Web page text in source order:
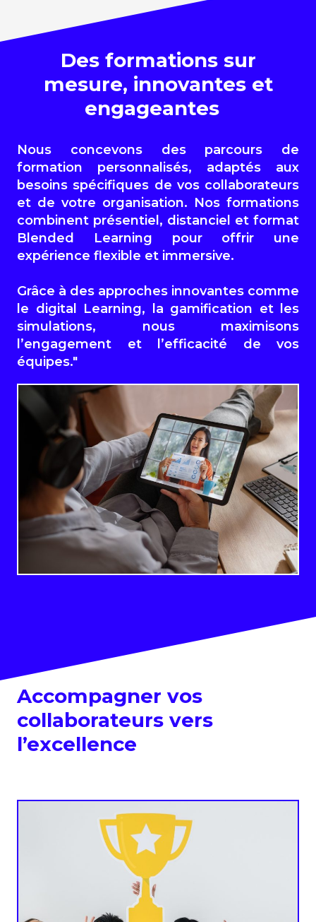
Des formationssur
mesure, innovantes et
engageantes
Nous concevons des parcours de
formation personnalisés, adaptés aux
besoins spécifiques de vos collaborateurs
et de votre organisation. Nos formations
combinent présentiel, distanciel et format
Blended
Learning pour offrir une
expérience flexible et immersive.
Grâce à des approches innovantes comme
le digital Learning, la gamification et les
simulations, nous maximisons
l’engagement et l’efficacité de vos
équipes."
Accompagner vos
collaborateurs vers
l’excellence